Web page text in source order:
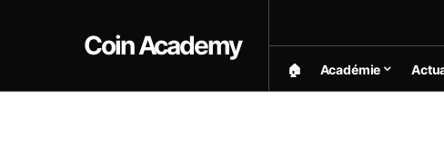
Coin Academy
🏠︎ Académie